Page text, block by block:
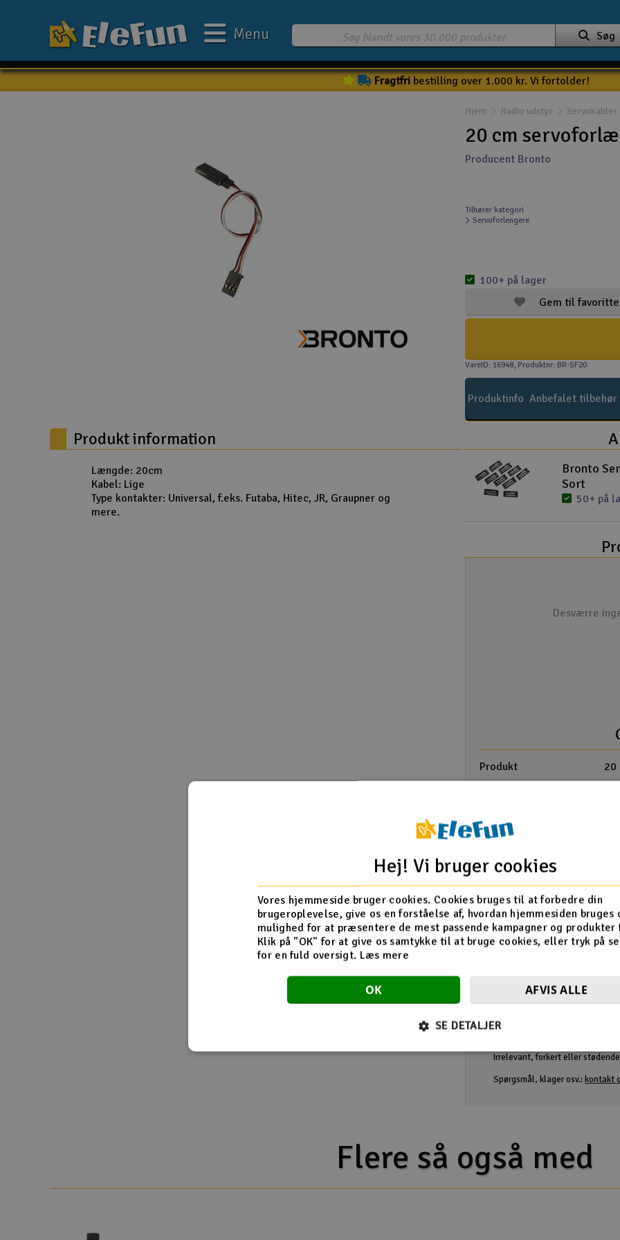
Modelbygg og byggesæt
Modeljernbane
Motor & tilbehør
Søg
Menu
Fragtfribestilling over 1.000 kr. Vi fortolder!
Hjem Radio udstyr Servokabler
20 cm
Producent Bronto
Tilhører kategori
Servoforlengere
Gem til
100+ på lager
VareID: 16948, Produktnr: BR-SF20
Produktinfo Anbefalet tilbehør
Produkt information
Længde: 20cm
Kabel: Lige
Type kontakter: Universal, f.eks. Futaba, Hitec, JR, Graupner og
mere.
Bronto
Sort
50+ på
Desværre
Produkt
20
Overskrift
Retningslinjer
Produktanmeldelser er
Irrelevant, forkert eller
Spørgsmål, klager osv.: kontakt
Flere så også med
Hej! Vi bruger cookies
Vores hjemmeside bruger cookies. Cookies bruges til at forbedre din
brugeroplevelse, give os en forståelse af, hvordan hjemmesiden bruges
mulighed for at præsentere de mest passende kampagner og produkter
Klik på "OK" for at give os samtykke til at bruge cookies, eller tryk på
for en fuld oversigt. Læs mere
OK AFVIS ALLE
SE DETALJER